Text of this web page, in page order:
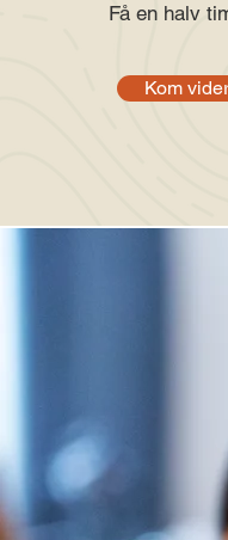
Få en halv
Kom